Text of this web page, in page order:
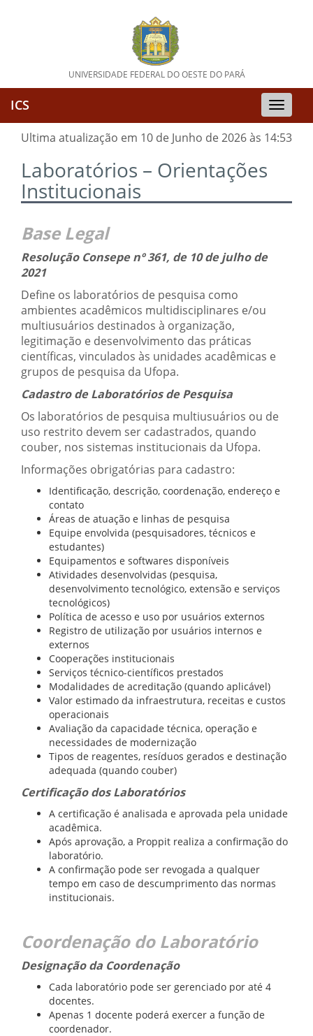
UNIVERSIDADE FEDERAL DO OESTE DO PARÁ
Toggle
ICS
Ultima atualização em 10 de Junho de 2026 às 14:53
Laboratórios – Orientações
Institucionais
Base Legal
Resolução Consepe nº 361, de 10 de julho de
2021
Define os laboratórios de pesquisa como
ambientes acadêmicos multidisciplinares e/ou
multiusuários destinados à organização,
legitimação e desenvolvimento das práticas
científicas, vinculados às unidades acadêmicas e
grupos de pesquisa da Ufopa.
Cadastro de Laboratórios de Pesquisa
Os laboratórios de pesquisa multiusuários ou de
uso restrito devem ser cadastrados, quando
couber, nos sistemas institucionais da Ufopa.
Informações obrigatórias para cadastro:
Identificação, descrição, coordenação, endereço e
contato
Áreas de atuação e linhas de pesquisa
Equipe envolvida (pesquisadores, técnicos e
estudantes)
Equipamentos e softwares disponíveis
Atividades desenvolvidas (pesquisa,
desenvolvimento tecnológico, extensão e serviços
tecnológicos)
Política de acesso e uso por usuários externos
Registro de utilização por usuários internos e
externos
Cooperações institucionais
Serviços técnico-científicos prestados
Modalidades de acreditação (quando aplicável)
Valor estimado da infraestrutura, receitas e custos
operacionais
Avaliação da capacidade técnica, operação e
necessidades de modernização
Tipos de reagentes, resíduos gerados e destinação
adequada (quando couber)
Certificação dos Laboratórios
A certificação é analisada e aprovada pela unidade
acadêmica.
Após aprovação, a Proppit realiza a confirmação do
laboratório.
A confirmação pode ser revogada a qualquer
tempo em caso de descumprimento das normas
institucionais.
Coordenação do Laboratório
Designação da Coordenação
Cada laboratório pode ser gerenciado por até 4
docentes.
Apenas 1 docente poderá exercer a função de
coordenador.